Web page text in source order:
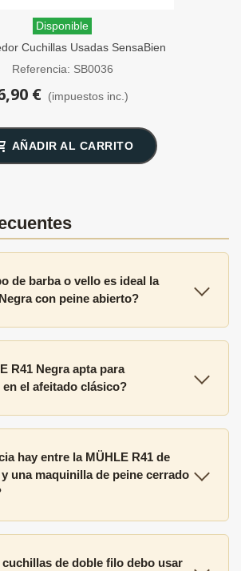
Disponible
Cuchillas Usadas SensaBien
Lata Negra
Referencia: SB0036
€ (impuestos inc.)
AÑADIR AL CARRITO
de barba o vello es ideal la
con peine abierto?
R41 Negra apta para
el afeitado clásico?
hay entre la MÜHLE R41 de
una maquinilla de peine cerrado
de doble filo debo usar